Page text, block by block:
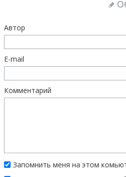
Автор
E-mail
Комментарий
Запомнить меня на этом